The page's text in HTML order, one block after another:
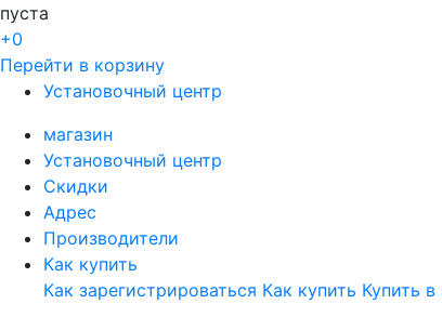
пуста
+0
Перейти в корзину
Установочный центр
магазин
Установочный центр
Скидки
Адрес
Производители
Как купить
Как зарегистрироваться Как купить Купить в